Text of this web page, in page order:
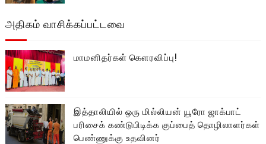
அதிகம் வாசிக்கப்பட்டவை
மாமனிதர்கள் கௌரவிப்பு!
இத்தாலியில் ஒரு மில்லியன் யூரோ ஜாக்பாட்
பரிசைக் கண்டுபிடிக்க குப்பைத் தொழிலாளர்கள்
பெண்ணுக்கு உதவினர்